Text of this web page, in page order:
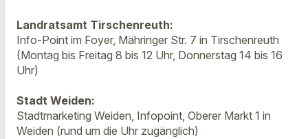
Landratsamt Tirschenreuth:
Info-Point im Foyer, Mähringer Str. 7 in Tirschenreuth
(Montag bis Freitag 8 bis 12 Uhr, Donnerstag 14 bis 16
Uhr)
Stadt Weiden:
Stadtmarketing Weiden, Infopoint, Oberer Markt 1 in
Weiden (rund um die Uhr zugänglich)